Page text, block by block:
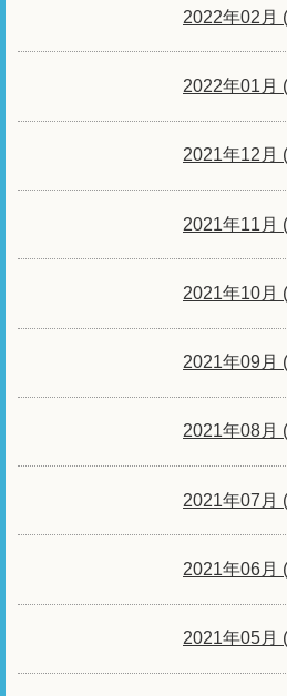
2022年02月
2022年01月
2021年12月
2021年11月
2021年10月
2021年09月
2021年08月
2021年07月
2021年06月
2021年05月